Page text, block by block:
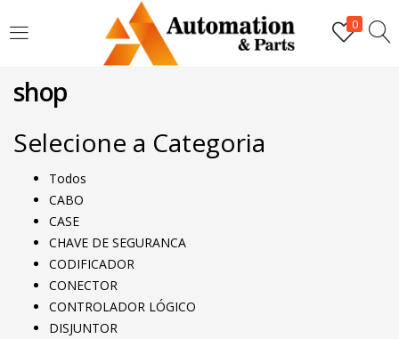
0
LOGIN
Digite seu nome de usuário e senha para fazer o login.
Lembrar-me
Senha perdida?
shop
Selecione a Categoria
Todos
CABO
CASE
CHAVE DE SEGURANCA
CODIFICADOR
CONECTOR
CONTROLADOR LÓGICO
DISJUNTOR